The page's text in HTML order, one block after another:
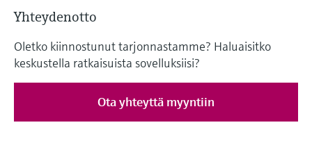
Yhteydenotto
Oletko kiinnostunut tarjonnastamme? Haluaisitko
keskustella ratkaisuista sovelluksiisi?
Ota yhteyttä myyntiin